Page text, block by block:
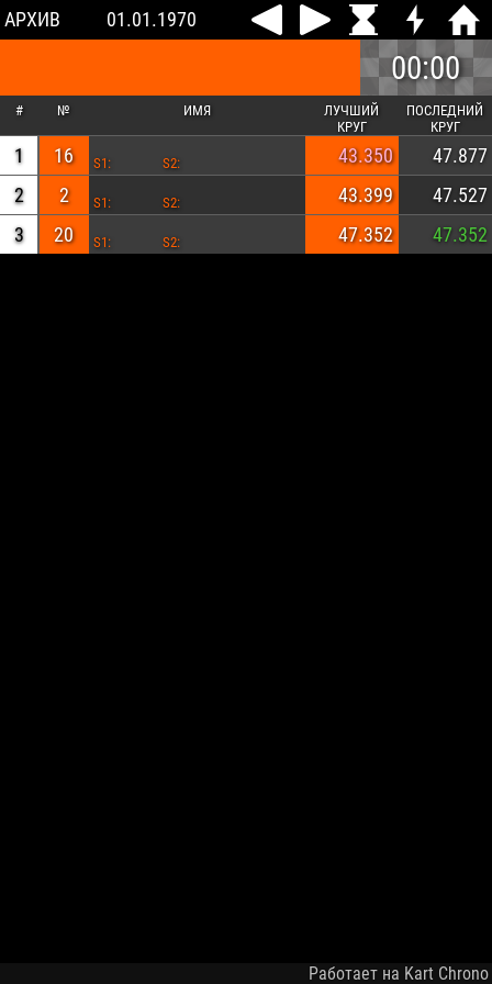
АРХИВ 01.01.1970
00:00
# № ИМЯ
ЛУЧШИЙ
КРУГ
ПОСЛЕДНИЙ
КРУГ
1 16 S1: S2: 43.350
47.877
2
2 S1: S2: 43.399
47.527
3
20 S1: S2: 47.352 47.352
Работает на Kart Chrono